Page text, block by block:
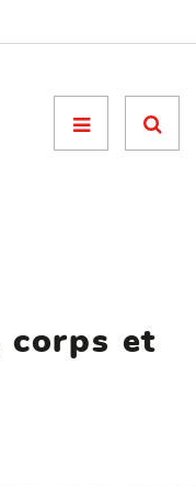
Menu

corps et